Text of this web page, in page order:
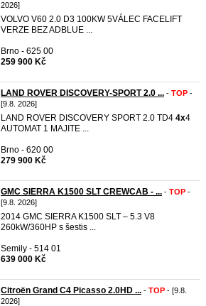
2026]
VOLVO V60 2.0 D3 100KW 5VÁLEC FACELIFT
VERZE BEZ ADBLUE ...
Brno - 625 00
259 900 Kč
LAND ROVER DISCOVERY-SPORT 2.0 ... - TOP -
[9.8. 2026]
LAND ROVER DISCOVERY SPORT 2.0 TD4 4x4
AUTOMAT 1 MAJITE ...
Brno - 620 00
279 900 Kč
GMC SIERRA K1500 SLT CREWCAB - ... - TOP -
[9.8. 2026]
2014 GMC SIERRA K1500 SLT – 5.3 V8
260kW/360HP s šestis ...
Semily - 514 01
639 000 Kč
Citroën Grand C4 Picasso 2.0HD ... - TOP - [9.8.
2026]